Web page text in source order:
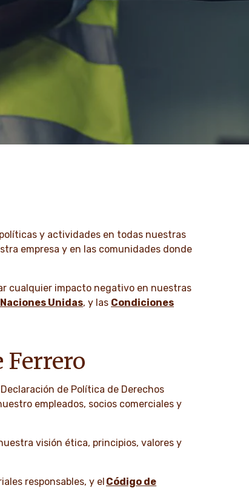
y actividades en todas nuestras
empresa y en las comunidades donde
cualquier impacto negativo en nuestras
Unidas, y las Condiciones
Ferrero
de Política de Derechos
empleados, socios comerciales y
visión ética, principios, valores y
responsables, y el Código de